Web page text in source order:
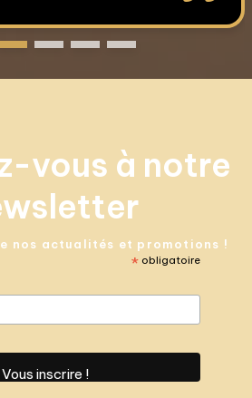
vous à notre
nos actualités et promotions !
* obligatoire